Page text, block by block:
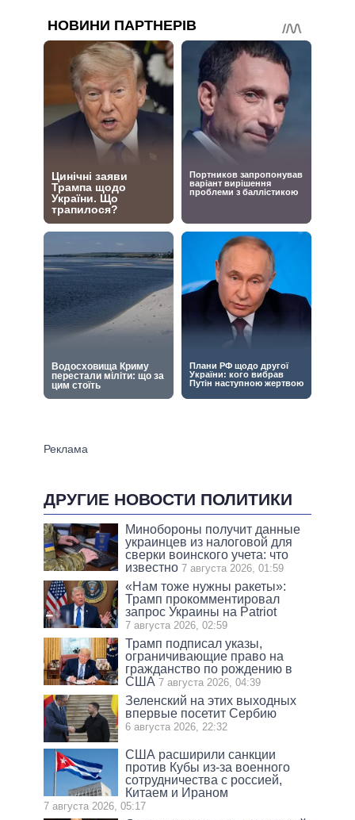
ДРУГИЕ НОВОСТИ ПОЛИТИКИ
Минобороны получит данные
украинцев из налоговой для
сверки воинского учета: что
известно 7 августа 2026, 01:59
«Нам тоже нужны ракеты»:
Трамп прокомментировал
запрос Украины на Patriot
7 августа 2026, 02:59
Трамп подписал указы,
ограничивающие право на
гражданство по рождению в
США 7 августа 2026, 04:39
Зеленский на этих выходных
впервые посетит Сербию
6 августа 2026, 22:32
США расширили санкции
против Кубы из-за военного
сотрудничества с россией,
Китаем и Ираном
7 августа 2026, 05:17